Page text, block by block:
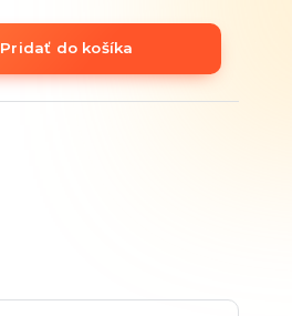
Pridať do košíka